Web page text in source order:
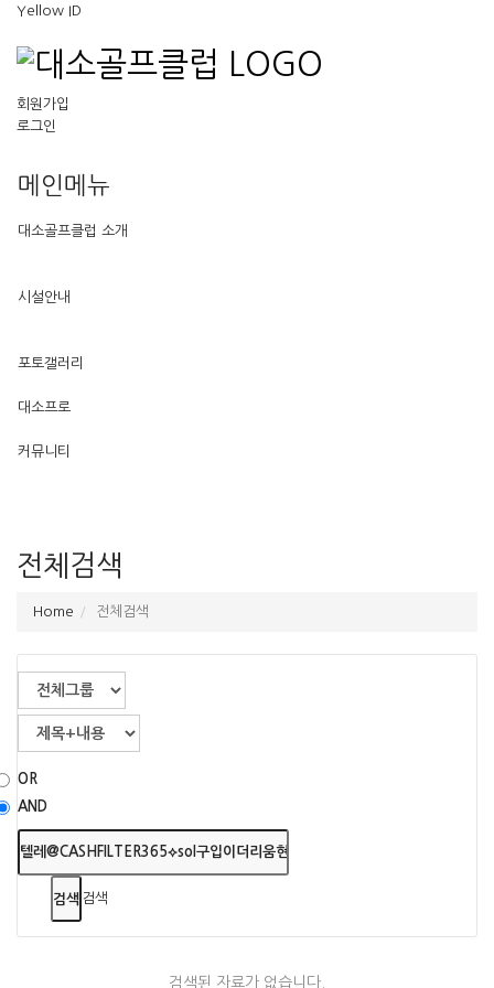
Yellow ID
회원가입
로그인
메인메뉴
대소골프클럽 소개
시설안내
포토갤러리
대소프로
커뮤니티
전체검색
Home 전체검색
OR
AND
검색
검색된 자료가 없습니다.